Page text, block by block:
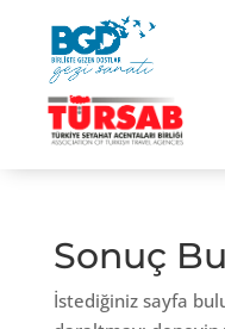
Sonuç
İstediğiniz sayfa